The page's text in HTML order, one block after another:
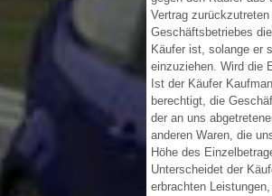
Vertrag
Geschäftsbetriebes
Käufer ist, solange er
einzuziehen. Wird die
Ist der Käufer
berechtigt, die
der an uns
anderen Waren, die
Höhe des
Unterscheidet der
erbrachten